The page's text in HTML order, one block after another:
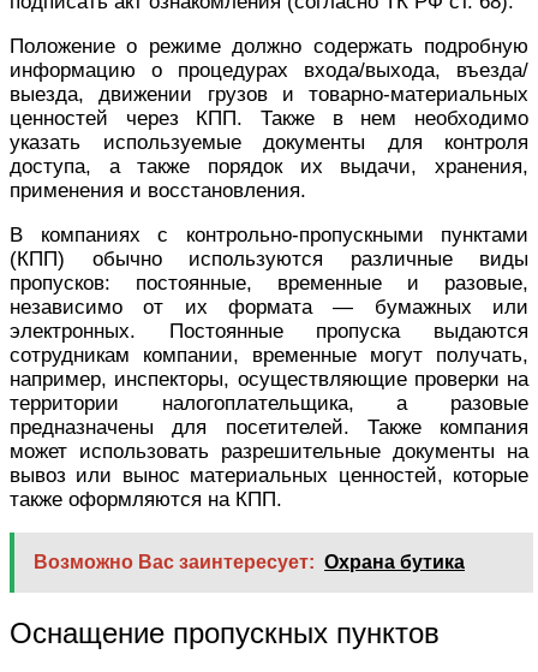
Положение о режиме должно содержать подробную
информацию о процедурах входа/выхода, въезда/
выезда, движении грузов и товарно-материальных
ценностей через КПП. Также в нем необходимо
указать используемые документы для контроля
доступа, а также порядок их выдачи, хранения,
применения и восстановления.
В компаниях с контрольно-пропускными пунктами
(КПП) обычно используются различные виды
пропусков: постоянные, временные и разовые,
независимо от их формата — бумажных или
электронных. Постоянные пропуска выдаются
сотрудникам компании, временные могут получать,
например, инспекторы, осуществляющие проверки на
территории налогоплательщика, а разовые
предназначены для посетителей. Также компания
может использовать разрешительные документы на
вывоз или вынос материальных ценностей, которые
также оформляются на КПП.
Возможно Вас заинтересует: Охрана бутика
Оснащение пропускных пунктов